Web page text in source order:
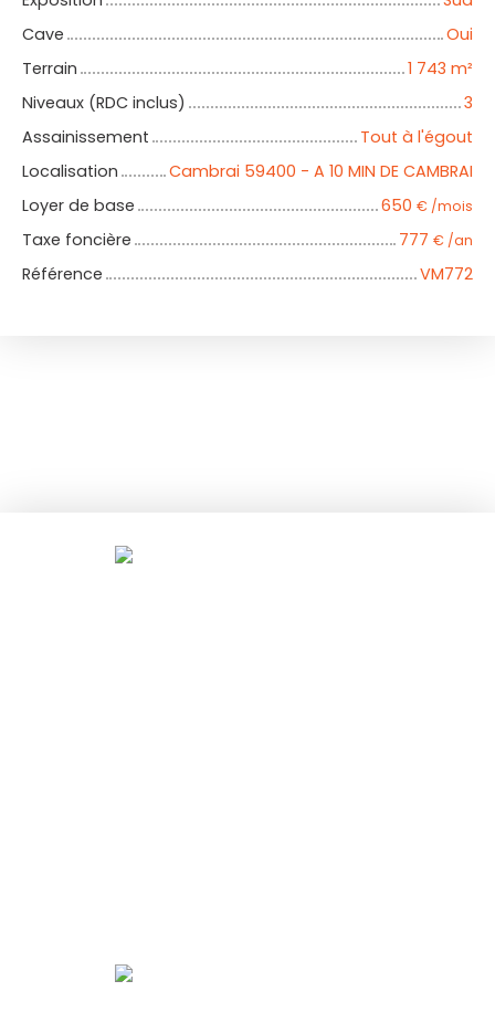
Cave
Oui
Terrain
1 743 m²
Niveaux (RDC inclus)
3
Assainissement
Tout à l'égout
Localisation
Cambrai 59400 - A 10 MIN DE CAMBRAI
Loyer de base
650 € /mois
Taxe foncière 777 € /an
Référence VM772